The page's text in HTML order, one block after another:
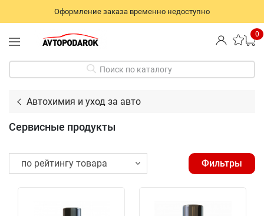
Оформление заказа временно недоступно
0
Поиск по каталогу
Автохимия и уход за авто
Сервисные продукты
Фильтры